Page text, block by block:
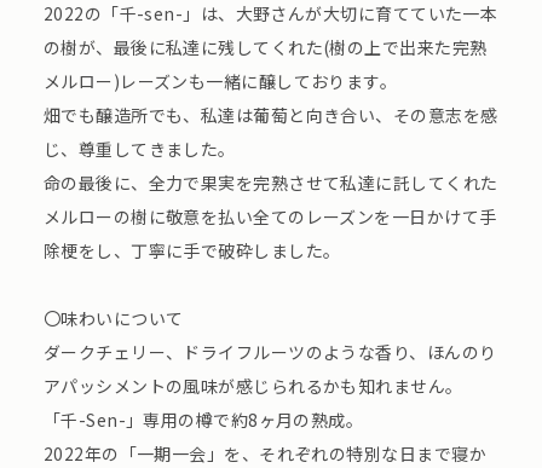
2022の「千-sen-」は、大野さんが大切に育てていた一本
の樹が、最後に私達に残してくれた(樹の上で出来た完熟
メルロー)レーズンも一緒に醸しております。
畑でも醸造所でも、私達は葡萄と向き合い、その意志を感
じ、尊重してきました。
命の最後に、全力で果実を完熟させて私達に託してくれた
メルローの樹に敬意を払い全てのレーズンを一日かけて手
除梗をし、丁寧に手で破砕しました。
〇味わいについて
ダークチェリー、ドライフルーツのような香り、ほんのり
アパッシメントの風味が感じられるかも知れません。
「千-Sen-」専用の樽で約8ヶ月の熟成。
2022年の「一期一会」を、それぞれの特別な日まで寝か